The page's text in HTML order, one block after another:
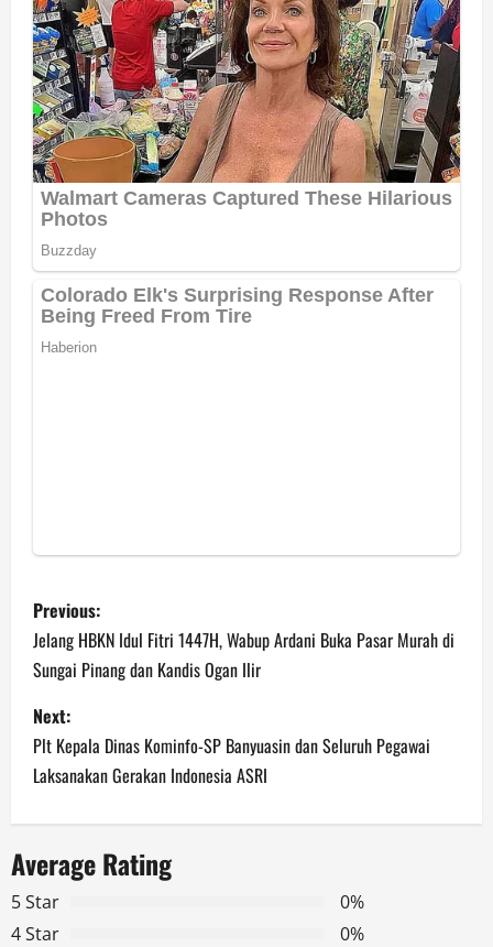
P
o
s
t
n
a
v
i
Previous:
Jelang HBKN Idul Fitri 1447H, Wabup Ardani Buka Pasar Murah di
Sungai Pinang dan Kandis Ogan Ilir
Next:
Plt Kepala Dinas Kominfo-SP Banyuasin dan Seluruh Pegawai
Laksanakan Gerakan Indonesia ASRI
Average Rating
5 Star
0%
4 Star
0%